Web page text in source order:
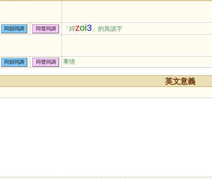
同韻同調 同聲同調 「縡zoi3 」的異讀字
同韻同調 同聲同調 事情
英文意義